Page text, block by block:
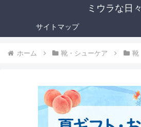
ミウラな日々
サイトマップ
ホーム 靴・シューケア 靴